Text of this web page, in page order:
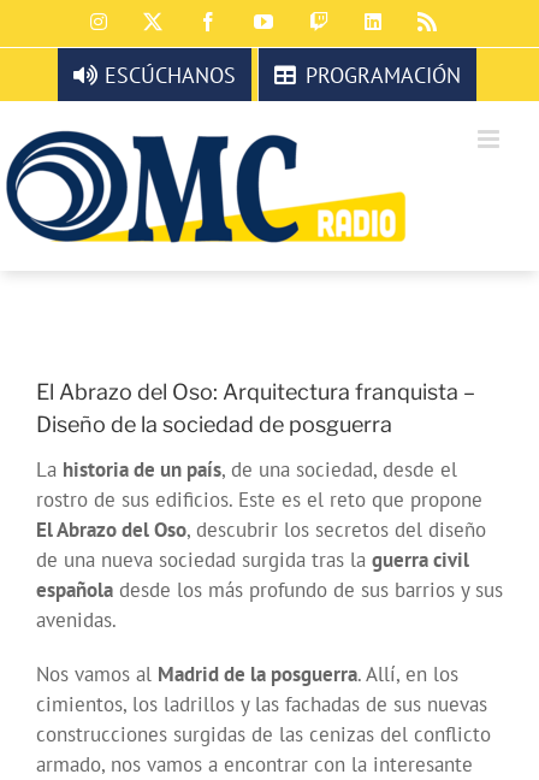
al
contenido
Instagram FacebookYouTubeTwitchLinkedIn
ESCÚCHANOS PROGRAMACIÓN
El Abrazo del Oso: Arquitectura franquista –
Diseño de la sociedad de posguerra
La historia de un país, de una sociedad, desde el
rostro de sus edificios. Este es el reto que propone
El Abrazo del Oso, descubrir los secretos del diseño
de una nueva sociedad surgida tras la guerra civil
española desde los más profundo de sus barrios y sus
avenidas.
Nos vamos al Madrid de la posguerra. Allí, en los
cimientos, los ladrillos y las fachadas de sus nuevas
construcciones surgidas de las cenizas del conflicto
armado, nos vamos a encontrar con la interesante